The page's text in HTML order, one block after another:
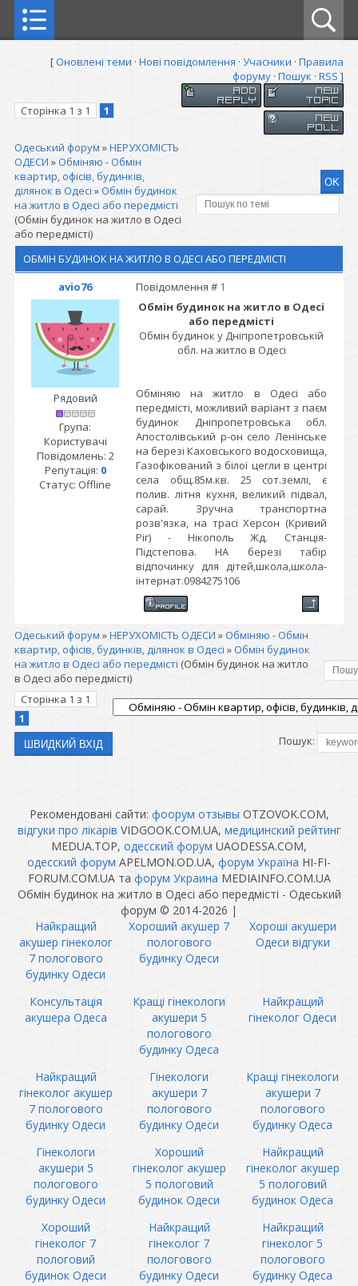
[Оновлені теми · Нові повідомлення · Учасники · Правила
форуму · Пошук · RSS ]
Сторінка 1 з 1 1
Одеський форум »НЕРУХОМІСТЬ
ОДЕСИ »Обміняю - Обмін
квартир, офісів, будинків,
ділянок в Одесі »Обмін будинок
на житло в Одесі або передмісті
(Обмін будинок на житло в Одесі
або передмісті)
ОБМІН БУДИНОК НА ЖИТЛО В ОДЕСІ АБО ПЕРЕДМІСТІ
avio76
Повідомлення # 1
Рядовий
Група:
Користувачі
Повідомлень: 2
Репутація: 0
Статус: Offline
Обмін будинок на житло в Одесі
або передмісті
Обмін будинок у Дніпропетровській
обл. на житло в Одесі
Обміняю на житло в Одесі або
передмісті, можливий варіант з паєм
будинок Дніпропетровська обл.
Апостолівський р-он село Ленінське
на березі Каховського водосховища,
Газофікований з білої цегли в центрі
села общ.85м.кв. 25 сот.землі, є
полив. літня кухня, великий підвал,
сарай. Зручна транспортна
розв'язка, на трасі Херсон (Кривий
Ріг) - Нікополь Жд. Станція-
Підстепова. НА березі табір
відпочинку для дітей,школа,школа-
інтернат.0984275106
Одеський форум »НЕРУХОМІСТЬ ОДЕСИ »Обміняю - Обмін
квартир, офісів, будинків, ділянок в Одесі »Обмін будинок
на житло в Одесі або передмісті (Обмін будинок на житло
в Одесі або передмісті)
Сторінка 1 з 1
1
Пошук:
Рекомендовані сайти: фоорум отзывы OTZOVOK.COM,
відгуки про лікарів VIDGOOK.COM.UA, медицинский рейтинг
MEDUA.TOP, одесский форум UAODESSA.COM,
одесский форум APELMON.OD.UA, форум Україна HI-FI-
FORUM.COM.UA та форум Украина MEDIAINFO.COM.UA
Обмін будинок на житло в Одесі або передмісті - Одеський
форум © 2014-2026 |
Найкращий
акушер гінеколог
7 пологового
будинку Одеси
Хороший акушер 7
пологового
будинку Одеси
Хороші акушери
Одеси відгуки
Консультація
акушера Одеса
Кращі гінекологи
акушери 5
пологового
будинку Одеса
Найкращий
гінеколог Одеси
Найкращий
гінеколог акушер
7 пологового
будинку Одеси
Гінекологи
акушери 7
пологового
будинку Одеси
Кращі гінекологи
акушери 7
пологового
будинку Одеса
Гінекологи
акушери 5
пологового
будинку Одеси
Хороший
гінеколог акушер
5 пологовий
будинок Одеси
Найкращий
гінеколог акушер
5 пологовий
будинок Одеса
Хороший
гінеколог 7
пологовий
будинок Одеси
Найкращий
гінеколог 7
пологового
будинку Одеси
Найкращий
гінеколог 5
пологового
будинку Одеса